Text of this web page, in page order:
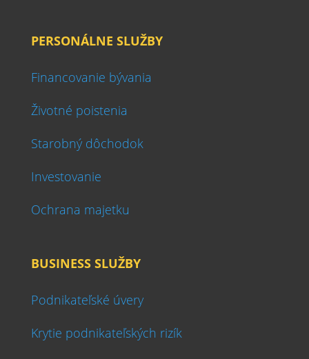
PERSONÁLNE SLUŽBY
Financovanie bývania
Životné poistenia
Starobný dôchodok
Investovanie
Ochrana majetku
BUSINESS SLUŽBY
Podnikateľské úvery
Krytie podnikateľských rizík